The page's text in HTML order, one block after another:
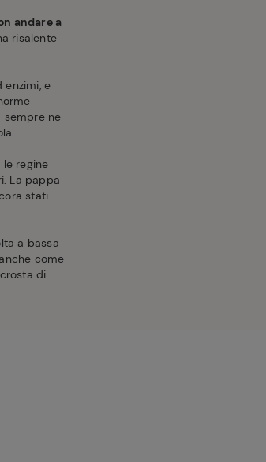
andare a
risalente
e
sempre ne
regine
La pappa
stati
a bassa
come
di